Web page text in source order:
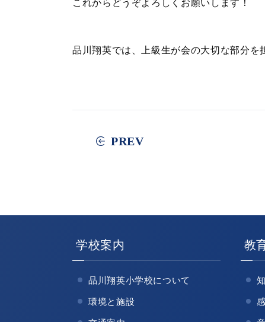
これからどうぞよろしくお願いします！
品川翔英では、上級生が会の大切な部分を
PREV
学校案内
品川翔英小学校について
環境と施設
教